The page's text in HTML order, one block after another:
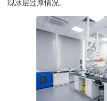
现冰层过厚情况。